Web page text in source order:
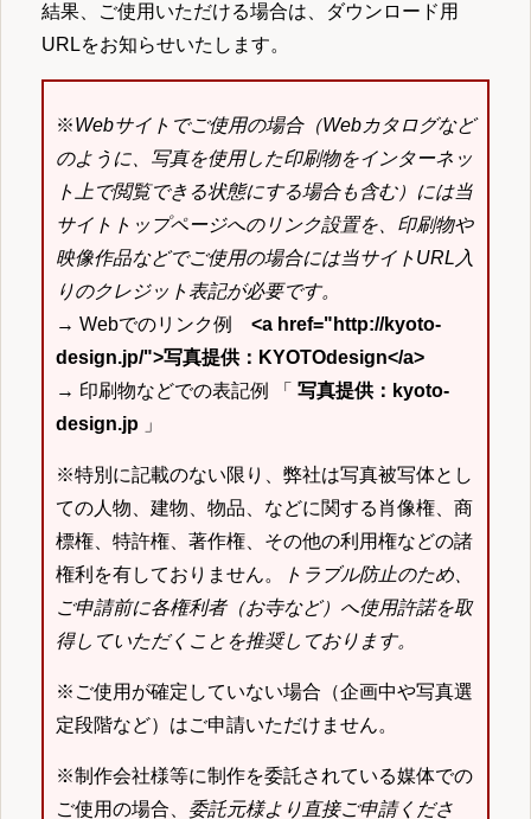
結果、ご使用いただける場合は、ダウンロード用
URLをお知らせいたします。
※Webサイトでご使用の場合（Webカタログなど
のように、写真を使用した印刷物をインターネッ
ト上で閲覧できる状態にする場合も含む）には当
サイトトップページへのリンク設置を、印刷物や
映像作品などでご使用の場合には当サイトURL入
りのクレジット表記が必要です。
→ Webでのリンク例 <a href="http://kyoto-
design.jp/">写真提供：KYOTOdesign</a>
→ 印刷物などでの表記例 「 写真提供：kyoto-
design.jp 」
※特別に記載のない限り、弊社は写真被写体とし
ての人物、建物、物品、などに関する肖像権、商
標権、特許権、著作権、その他の利用権などの諸
権利を有しておりません。
トラブル防止のため、
ご申請前に各権利者（お寺など）へ使用許諾を取
得していただくことを推奨しております。
※ご使用が確定していない場合（企画中や写真選
定段階など）はご申請いただけません。
※制作会社様等に制作を委託されている媒体での
ご使用の場合、 委託元様より直接ご申請くださ